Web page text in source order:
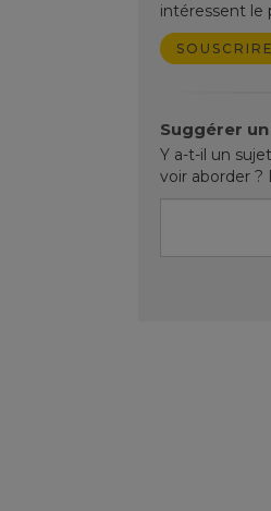
intéressent le
Suggérer
Y a-t-il un
voir aborder ?